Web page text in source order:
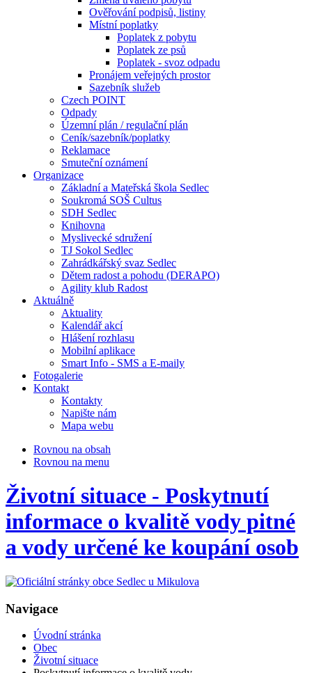
Ověřování podpisů, listiny
Místní poplatky
Poplatek z pobytu
Poplatek ze psů
Poplatek - svoz odpadu
Pronájem veřejných prostor
Sazebník služeb
Czech POINT
Odpady
Územní plán / regulační plán
Ceník/sazebník/poplatky
Reklamace
Smuteční oznámení
Organizace
Základní a Mateřská škola Sedlec
Soukromá SOŠ Cultus
SDH Sedlec
Knihovna
Myslivecké sdružení
TJ Sokol Sedlec
Zahrádkářský svaz Sedlec
Dětem radost a pohodu (DERAPO)
Agility klub Radost
Aktuálně
Aktuality
Kalendář akcí
Hlášení rozhlasu
Mobilní aplikace
Smart Info - SMS a E-maily
Fotogalerie
Kontakt
Kontakty
Napište nám
Mapa webu
Rovnou na obsah
Rovnou na menu
Životní situace - Poskytnutí
informace o kvalitě vody pitné
a vody určené ke koupání osob
Navigace
Úvodní stránka
Obec
Životní situace